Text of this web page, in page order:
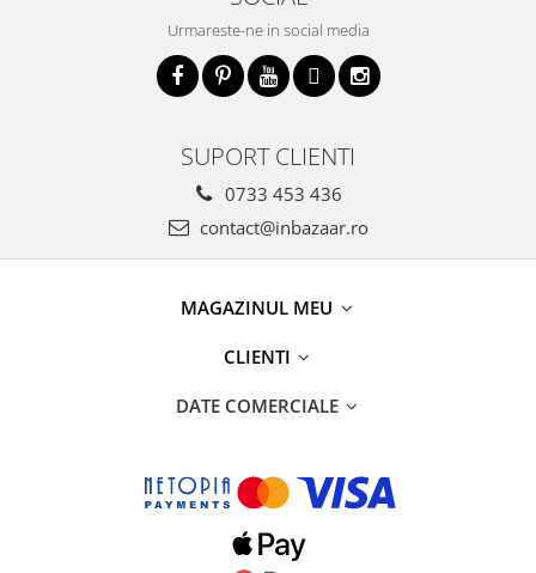
Urmareste-ne in social media
SUPORT CLIENTI
0733 453 436
contact@inbazaar.ro
MAGAZINUL MEU
CLIENTI
DATE COMERCIALE